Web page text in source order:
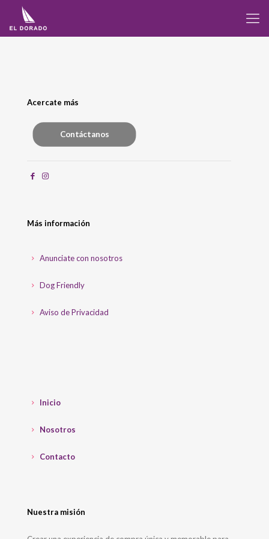
Acercate más
Contáctanos
Más información
Anunciate con nosotros
Dog Friendly
Aviso de Privacidad
Inicio
Nosotros
Contacto
Nuestra misión